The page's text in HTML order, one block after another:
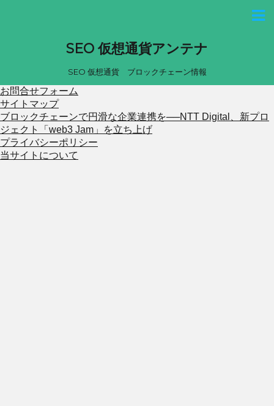
SEO 仮想通貨アンテナ
SEO 仮想通貨 ブロックチェーン情報
お問合せフォーム
サイトマップ
ブロックチェーンで円滑な企業連携を──NTT Digital、新プロ
ジェクト「web3 Jam」を立ち上げ
プライバシーポリシー
当サイトについて